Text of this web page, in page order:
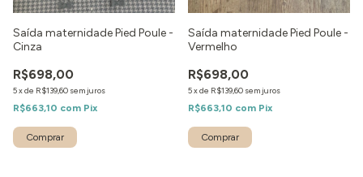
Saída maternidade Pied Poule -
Cinza
R$698,00
5xde R$139,60 sem juros
R$663,10 com Pix
Comprar
Saída maternidade Pied Poule -
Vermelho
R$698,00
5xde R$139,60 sem juros
R$663,10 com Pix
Comprar